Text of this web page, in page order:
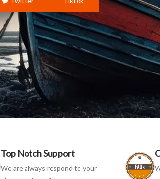
Top Notch Support
We are always respond to your